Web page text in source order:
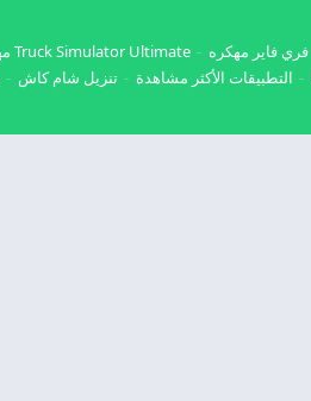
فري فاير مهكره Truck Simulator Ultimate مهكره
التطبيقات الأكثر مشاهدة تنزيل شام كاش